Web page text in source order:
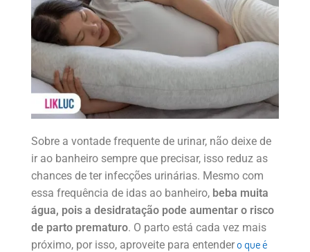
Sobre a vontade frequente de urinar, não deixe de
ir ao banheiro sempre que precisar, isso reduz as
chances de ter infecções urinárias. Mesmo com
essa frequência de idas ao banheiro, beba muita
água, pois a desidratação pode aumentar o risco
de parto prematuro. O parto está cada vez mais
próximo, por isso, aproveite para entendero que é